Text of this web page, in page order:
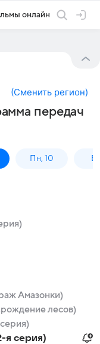
онлайн
(Сменить регион)
передач
Пн, 10
Амазонки)
лесов)
я серия)